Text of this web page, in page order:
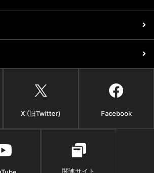
X (旧Twitter) Facebook
関連サイト